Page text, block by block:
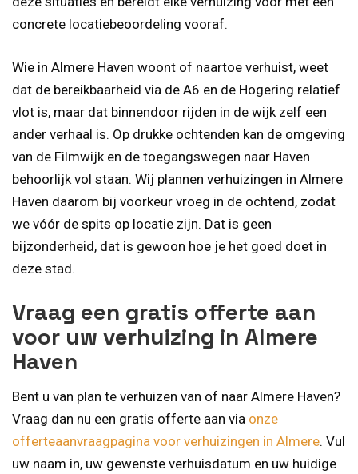
concrete locatiebeoordeling vooraf.
Wie in Almere Haven woont of naartoe verhuist, weet
dat de bereikbaarheid via de A6 en de Hogering relatief
vlot is, maar dat binnendoor rijden in de wijk zelf een
ander verhaal is. Op drukke ochtenden kan de omgeving
van de Filmwijk en de toegangswegen naar Haven
behoorlijk vol staan. Wij plannen verhuizingen in Almere
Haven daarom bij voorkeur vroeg in de ochtend, zodat
we vóór de spits op locatie zijn. Dat is geen
bijzonderheid, dat is gewoon hoe je het goed doet in
deze stad.
Vraag een gratis offerte aan
voor uw verhuizing in Almere
Haven
Bent u van plan te verhuizen van of naar Almere Haven?
Vraag dan nu een gratis offerte aan via onze
offerteaanvraagpagina voor verhuizingen in Almere. Vul
uw naam in, uw gewenste verhuisdatum en uw huidige